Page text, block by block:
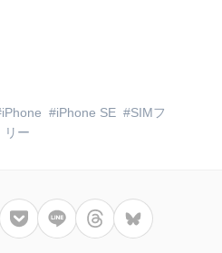
iPhone iPhone SE
SIMフ
リー